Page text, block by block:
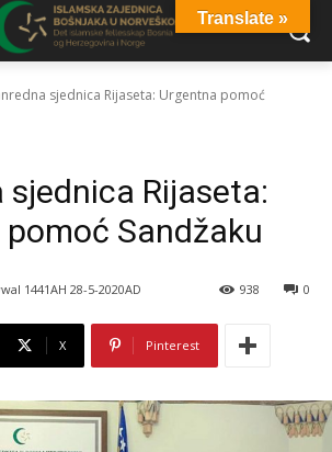
sjednica Rijaseta: Urgentna pomoć
sjednica Rijaseta:
Sandžaku
1441AH 28-5-2020AD 0
938
X Pinterest
Translate »